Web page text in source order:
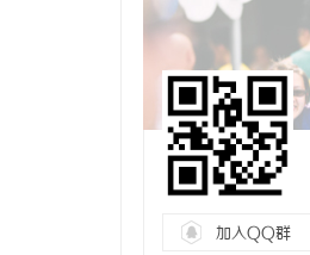
加入QQ群